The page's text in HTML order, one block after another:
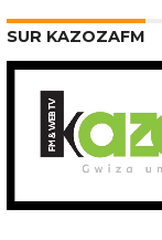
SUR KAZOZAFM